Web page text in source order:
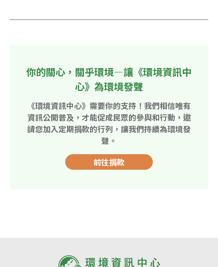
你的關心，關乎環境—讓《環境資訊中
心》為環境發聲
《環境資訊中心》需要你的支持！我們相信唯有
資訊公開普及，才能促成民眾的參與和行動，邀
請您加入定期捐款的行列，讓我們持續為環境發
聲。
前往捐款